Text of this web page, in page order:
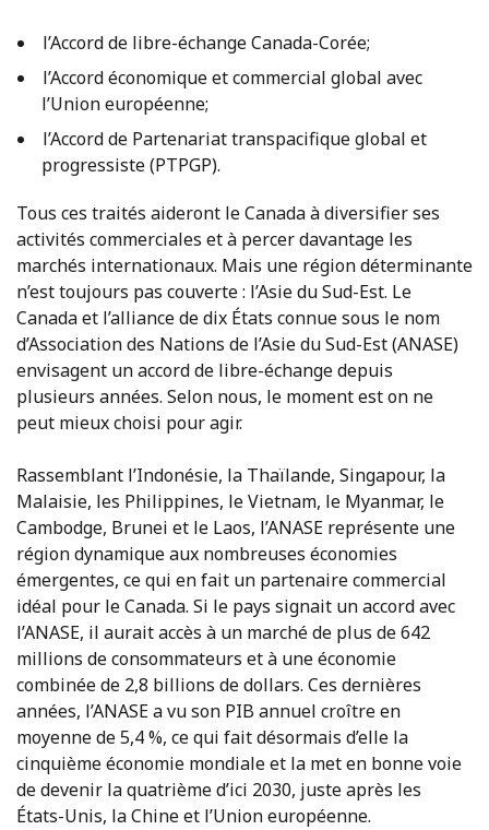
l’Accord de libre-échange Canada-Corée;
l’Accord économique et commercial global avec
l’Union européenne;
l’Accord de Partenariat transpacifique global et
progressiste (PTPGP).
Tous ces traités aideront le Canada à diversifier ses
activités commerciales et à percer davantage les
marchés internationaux. Mais une région déterminante
n’est toujours pas couverte : l’Asie du Sud-Est. Le
Canada et l’alliance de dix États connue sous le nom
d’Association des Nations de l’Asie du Sud-Est (ANASE)
envisagent un accord de libre-échange depuis
plusieurs années. Selon nous, le moment est on ne
peut mieux choisi pour agir.
Rassemblant l’Indonésie, la Thaïlande, Singapour, la
Malaisie, les Philippines, le Vietnam, le Myanmar, le
Cambodge, Brunei et le Laos, l’ANASE représente une
région dynamique aux nombreuses économies
émergentes, ce qui en fait un partenaire commercial
idéal pour le Canada. Si le pays signait un accord avec
l’ANASE, il aurait accès à un marché de plus de 642
millions de consommateurs et à une économie
combinée de 2,8 billions de dollars. Ces dernières
années, l’ANASE a vu son PIB annuel croître en
moyenne de 5,4 %, ce qui fait désormais d’elle la
cinquième économie mondiale et la met en bonne voie
de devenir la quatrième d’ici 2030, juste après les
États-Unis, la Chine et l’Union européenne.